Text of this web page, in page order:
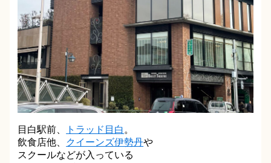
目白駅前、 トラッド目白 。
飲食店他、
クイーンズ伊勢丹や
スクールなどが入っている